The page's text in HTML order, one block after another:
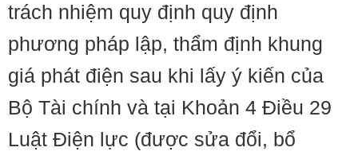
trách nhiệm quy định quy định
phương pháp lập, thẩm định khung
giá phát điện sau khi lấy ý kiến của
Bộ Tài chính và tại Khoản 4 Điều 29
Luật Điện lực (được sửa đổi, bổ